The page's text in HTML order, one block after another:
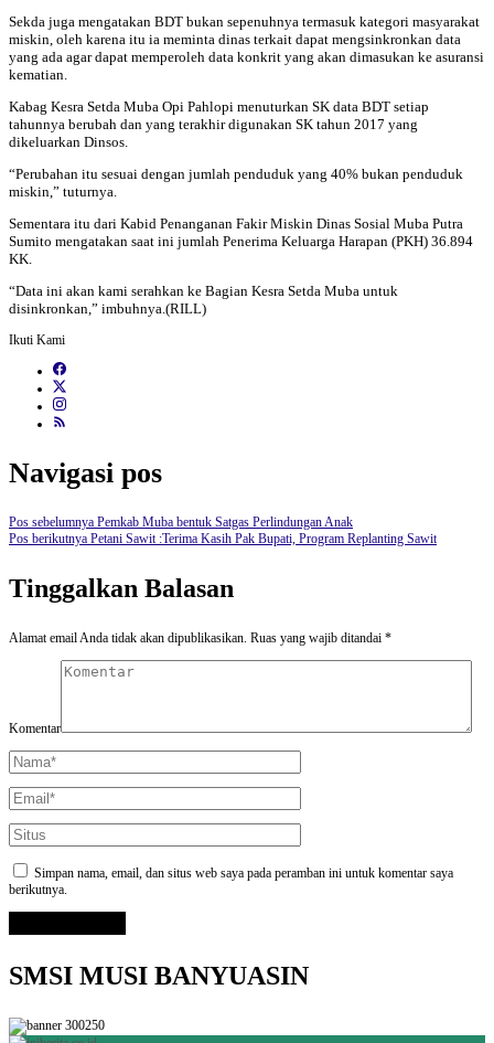
Sekda juga mengatakan BDT bukan sepenuhnya termasuk kategori masyarakat
miskin, oleh karena itu ia meminta dinas terkait dapat mengsinkronkan data
yang ada agar dapat memperoleh data konkrit yang akan dimasukan ke asuransi
kematian.
Kabag Kesra Setda Muba Opi Pahlopi menuturkan SK data BDT setiap
tahunnya berubah dan yang terakhir digunakan SK tahun 2017 yang
dikeluarkan Dinsos.
“Perubahan itu sesuai dengan jumlah penduduk yang 40% bukan penduduk
miskin,” tuturnya.
Sementara itu dari Kabid Penanganan Fakir Miskin Dinas Sosial Muba Putra
Sumito mengatakan saat ini jumlah Penerima Keluarga Harapan (PKH) 36.894
KK.
“Data ini akan kami serahkan ke Bagian Kesra Setda Muba untuk
disinkronkan,” imbuhnya.(RILL)
Ikuti Kami
Navigasi pos
Pos sebelumnya Pemkab Muba bentuk Satgas Perlindungan Anak
Pos berikutnya Petani Sawit :Terima Kasih Pak Bupati, Program Replanting Sawit
Tinggalkan Balasan
Alamat email Anda tidak akan dipublikasikan. Ruas yang wajib ditandai *
Komentar
Simpan nama, email, dan situs web saya pada peramban ini untuk komentar saya
berikutnya.
SMSI MUSI BANYUASIN